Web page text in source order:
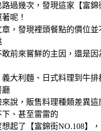
過幾次，發現這家【富錦
呢！
，發現裡頭餐點的價位
前來嘗鮮的主因，還是
大利麵、日式料理到牛排
廳
說，販售料理種類差異這
、甚至雷雷的
起了【富錦街NO.108】